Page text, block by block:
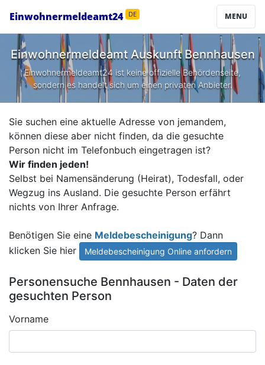
Einwohnermeldeamt24 DE MENU
Einwohnermeldeamt AuskunftBennhausen
Einwohnermeldeamt24 ist keine offizielle Behördenseite,
sondern es handelt sich um einen privaten Anbieter.
Sie suchen eine aktuelle Adresse von jemandem,
können diese aber nicht finden, da die gesuchte
Person nicht im Telefonbuch eingetragen ist?
Wir finden jeden!
Selbst bei Namensänderung (Heirat), Todesfall, oder
Wegzug ins Ausland. Die gesuchte Person erfährt
nichts von Ihrer Anfrage.
Benötigen Sie eine Meldebescheinigung? Dann
klicken Sie hier
Meldebescheinigung Online anfordern
Personensuche Bennhausen - Daten der
gesuchten Person
Vorname